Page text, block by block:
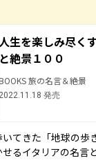
生を楽しみ尽く
と絶景１００
旅の名言＆絶景
2022.11.18 発売
てきた「地球の歩
るイタリアの名言